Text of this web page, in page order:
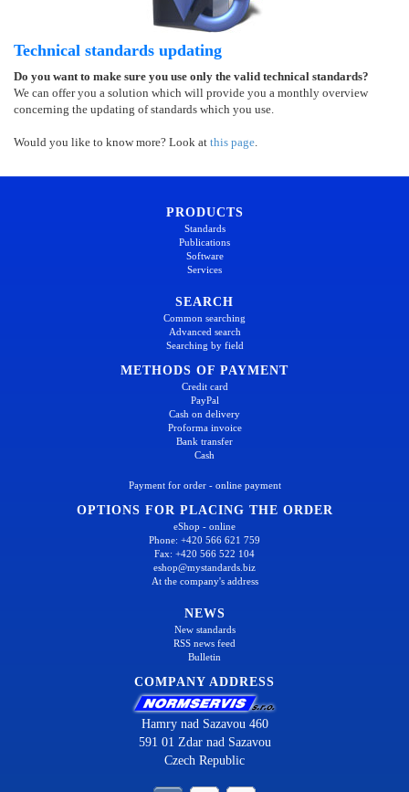
Technical standards updating
Do you want to make sure you use only the valid technical standards?
We can offer you a solution which will provide you a monthly overview
concerning the updating of standards which you use.
Would you like to know more? Look at this page.
PRODUCTS
Standards
Publications
Software
Services
SEARCH
Common searching
Advanced search
Searching by field
METHODS OF PAYMENT
Credit card
PayPal
Cash on delivery
Proforma invoice
Bank transfer
Cash
Payment for order - online payment
OPTIONS FOR PLACING THE ORDER
eShop - online
Phone: +420 566 621 759
Fax: +420 566 522 104
eshop@mystandards.biz
At the company's address
NEWS
New standards
RSS news feed
Bulletin
COMPANY ADDRESS
Hamry nad Sazavou 460
591 01 Zdar nad Sazavou
Czech Republic